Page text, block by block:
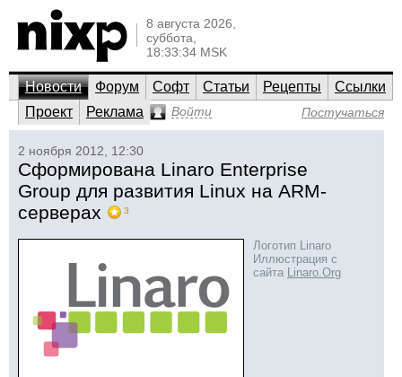
8 августа 2026,
суббота,
18:33:34 MSK
Новости Форум Софт Статьи Рецепты
Ссылки
Проект
Реклама Войти Постучаться
2 ноября 2012, 12:30
Сформирована Linaro Enterprise
Group для развития Linux на ARM-
серверах
3
Логотип Linaro
Иллюстрация с
сайта Linaro.Org